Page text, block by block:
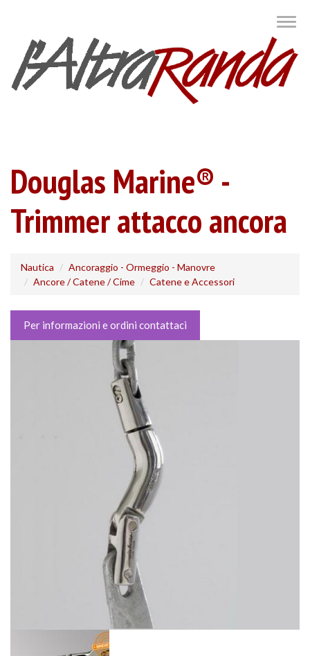
contenuto
principale
Douglas Marine® -
Trimmer attacco ancora
Nautica
Ancoraggio - Ormeggio - Manovre
Ancore / Catene / Cime
Catene e Accessori
Per informazioni e ordini contattaci